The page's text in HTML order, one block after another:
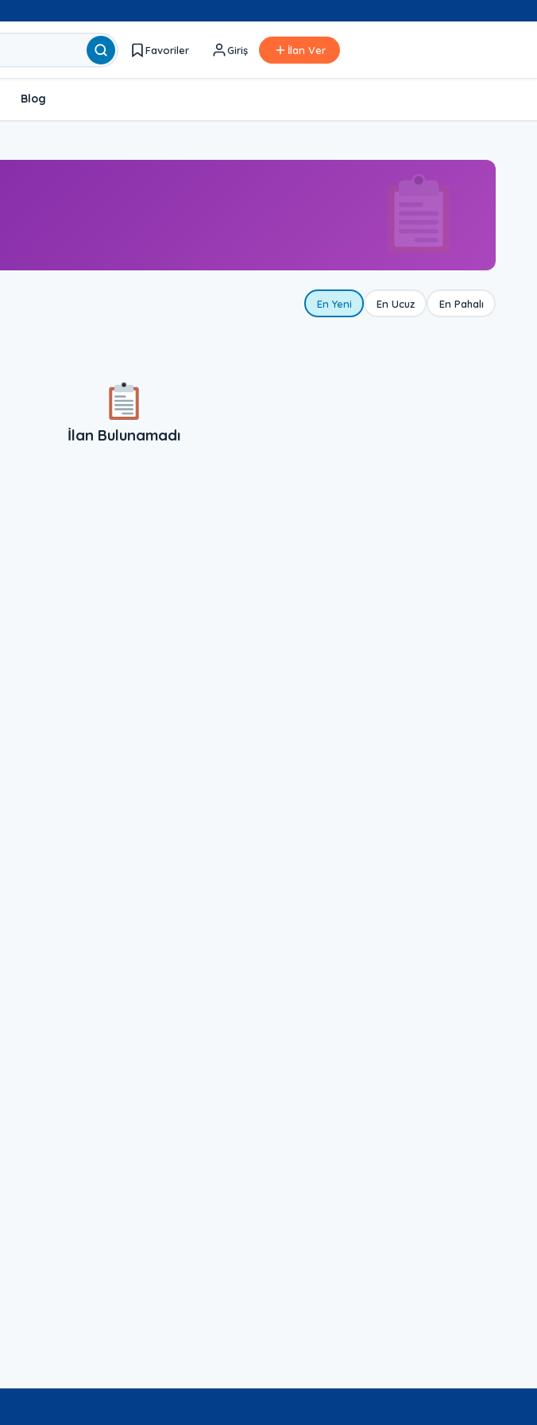
Favoriler Giriş İlan Ver
Blog
En Yeni En Ucuz En Pahalı
İlan Bulunamadı